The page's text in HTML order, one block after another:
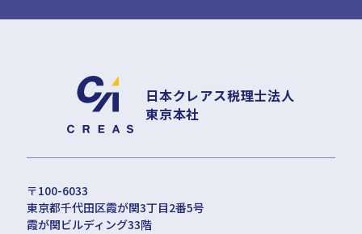
日本クレアス税理士法人
東京本社
〒100-6033
東京都千代田区霞が関3丁目2番5号
霞が関ビルディング33階